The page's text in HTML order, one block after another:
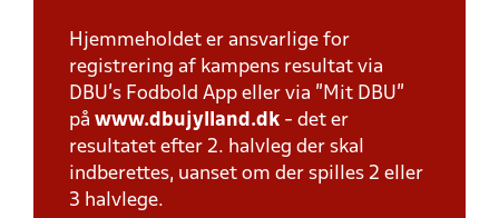
Hjemmeholdet er ansvarlige for
registrering af kampens resultat via
DBU’s Fodbold App eller via ”Mit DBU”
på www.dbujylland.dk - det er
resultatet efter 2. halvleg der skal
indberettes, uanset om der spilles 2 eller
3 halvlege.